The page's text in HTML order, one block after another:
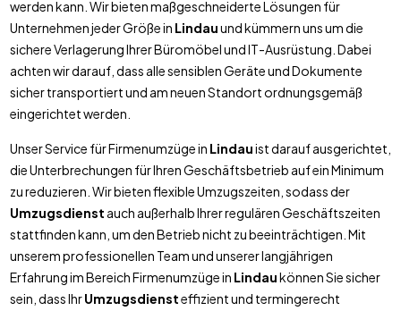
werden kann. Wir bieten maßgeschneiderte Lösungen für
Unternehmen jeder Größe in Lindauund kümmern uns um die
sichere Verlagerung Ihrer Büromöbel und IT-Ausrüstung. Dabei
achten wir darauf, dass alle sensiblen Geräte und Dokumente
sicher transportiert und am neuen Standort ordnungsgemäß
eingerichtet werden.
Unser Service für Firmenumzüge in Lindauist darauf ausgerichtet,
die Unterbrechungen für Ihren Geschäftsbetrieb auf ein Minimum
zu reduzieren. Wir bieten flexible Umzugszeiten, sodass der
Umzugsdienst auch außerhalb Ihrer regulären Geschäftszeiten
stattfinden kann, um den Betrieb nicht zu beeinträchtigen. Mit
unserem professionellen Team und unserer langjährigen
Erfahrung im Bereich Firmenumzüge in Lindaukönnen Sie sicher
sein, dass IhrUmzugsdiensteffizient und termingerecht